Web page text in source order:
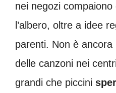
nei negozi
l’albero, oltre a idee
parenti. Non è ancora
delle canzoni nei
grandi che piccini